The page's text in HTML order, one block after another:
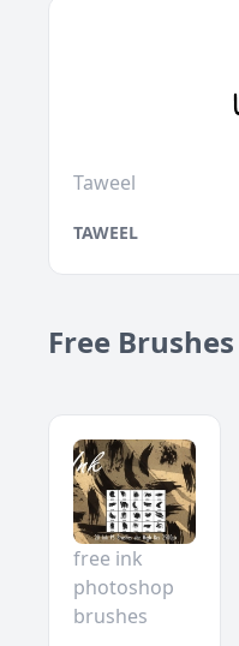
Taweel
TAWEEL
Free Brushes
free ink
photoshop
brushes